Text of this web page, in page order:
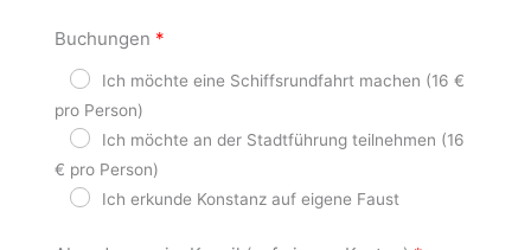
Buchungen
Ich möchte eine Schiffsrundfahrt machen (16 €
pro Person)
Ich möchte an der Stadtführung teilnehmen (16
€ pro Person)
Ich erkunde Konstanz auf eigene Faust